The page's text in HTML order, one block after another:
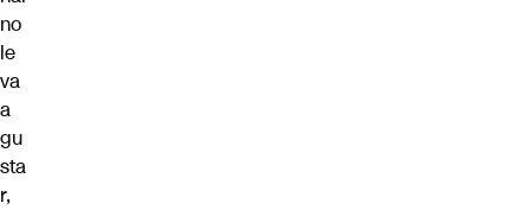
no
le
va
a
gu
sta
r,